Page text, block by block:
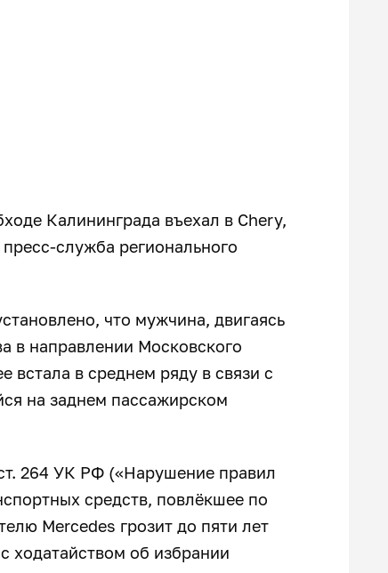
Калининграда въехал в Chery,
служба регионального
что мужчина, двигаясь
в направлении Московского
встала в среднем ряду в связи с
на заднем пассажирском
264 УК РФ («Нарушение правил
средств, повлёкшее по
Mercedes грозит до пяти лет
ходатайством об избрании